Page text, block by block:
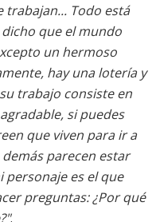
trabajan... Todo está
que el mundo
un hermoso
hay una lotería y
trabajo consiste en
si puedes
que viven para ir a
parecen estar
personaje es el que
preguntas: ¿Por qué
.